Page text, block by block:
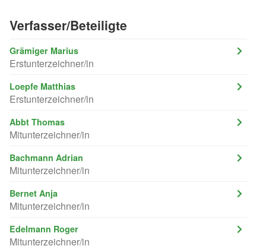
Verfasser/Beteiligte
Grämiger Marius
Erstunterzeichner/in
Loepfe Matthias
Erstunterzeichner/in
Abbt Thomas
Mitunterzeichner/in
Bachmann Adrian
Mitunterzeichner/in
Bernet Anja
Mitunterzeichner/in
Edelmann Roger
Mitunterzeichner/in